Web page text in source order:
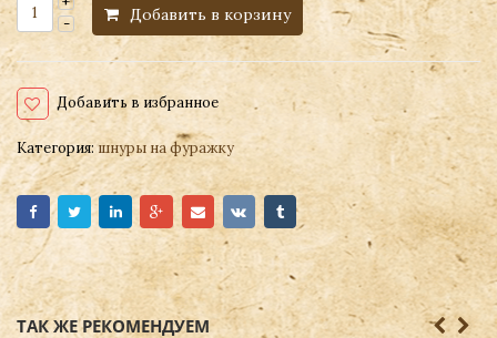
Добавить в корзину
Добавить в избранное
Категория:шнуры на фуражку
ТАК ЖЕ РЕКОМЕНДУЕМ